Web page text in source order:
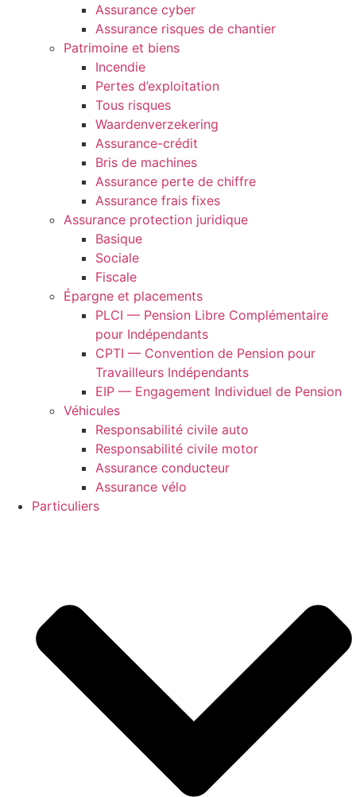
Assurance cyber
Assurance risques de chantier
Patrimoine et biens
Incendie
Pertes d’exploitation
Tous risques
Waardenverzekering
Assurance-crédit
Bris de machines
Assurance perte de chiffre
Assurance frais fixes
Assurance protection juridique
Basique
Sociale
Fiscale
Épargne et placements
PLCI — Pension Libre Complémentaire
pour Indépendants
CPTI — Convention de Pension pour
Travailleurs Indépendants
EIP — Engagement Individuel de Pension
Véhicules
Responsabilité civile auto
Responsabilité civile motor
Assurance conducteur
Assurance vélo
Particuliers